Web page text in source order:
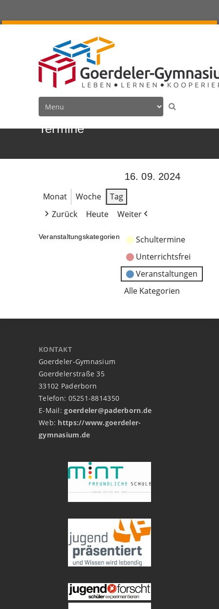
Termine
16. 09. 2024
Monat
Woche
Tag
Zurück
Heute Weiter
Veranstaltungskategorien
Schultermine
Unterrichtsfrei
Veranstaltungen
Alle Kategorien
KONTAKT
Goerdeler-Gymnasium
Goerdelerstraße 35
33102 Paderborn
Telefon: 05251-8814350
E-Mail:goerdeler@paderborn.de
Web: https://www.goerdeler-
gymnasium.de